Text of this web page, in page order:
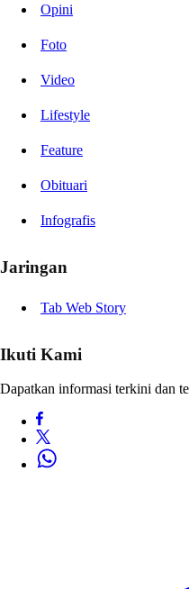
Opini
Foto
Video
Lifestyle
Feature
Obituari
Infografis
Jaringan
Tab Web Story
Ikuti Kami
Dapatkan informasi terkini dan